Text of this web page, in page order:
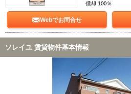
償却 100％
Webでお問合せ
ソレイユ 賃貸物件基本情報